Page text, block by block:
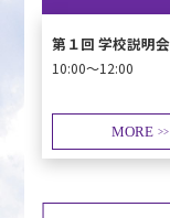
第１回 学校説明会
10:00～12:00
MORE >>